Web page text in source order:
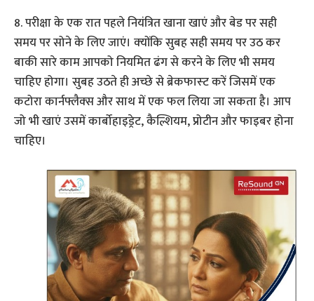
8. परीक्षा के एक रात पहले नियंत्रित खाना खाएं और बेड पर सही
समय पर सोने के लिए जाएं। क्‍योंकि सुबह सही समय पर उठ कर
बाकी सारे काम आपको नियमित ढंग से करने के लिए भी समय
चाहिए होगा। सुबह उठते ही अच्‍छे से ब्रेकफास्‍ट करें जिसमें एक
कटोरा कार्नफ्लैक्‍स और साथ में एक फल लिया जा सकता है। आप
जो भी खाएं उसमें कार्बोहाइड्रेट, कैल्शियम, प्रोटीन और फाइबर होना
चाहिए।